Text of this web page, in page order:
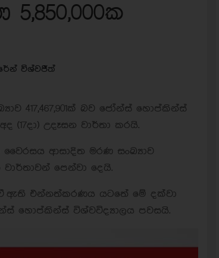
විශ්වජීත්
417,467,901ක් බව ජෝන්ස් හොප්කින්ස්
උදෑසන වාර්තා කරයි.
ආසාදිත මරණ සංඛ්‍යාව
පෙන්වා දෙයි.
ඇති එන්නත්කරණය යටතේ මේ දක්වා
හොප්කින්ස් විශ්වවිද්‍යාලය පවසයි.